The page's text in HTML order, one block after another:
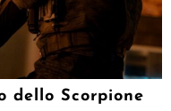
dello Scorpione